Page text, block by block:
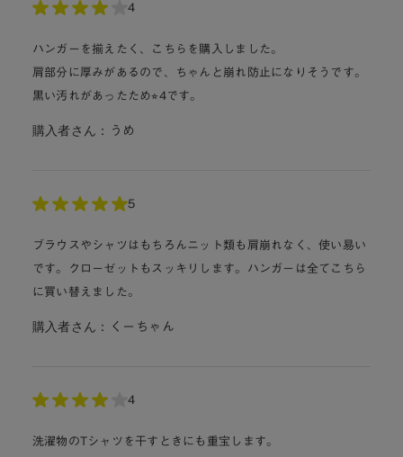
4
ハンガーを揃えたく、こちらを購入しました。
肩部分に厚みがあるので、ちゃんと崩れ防止になりそうです。
黒い汚れがあったため⭐︎4です。
購入者さん： うめ
5
ブラウスやシャツはもちろんニット類も肩崩れなく、使い易い
です。クローゼットもスッキリします。ハンガーは全てこちら
に買い替えました。
購入者さん： くーちゃん
4
洗濯物のTシャツを干すときにも重宝します。